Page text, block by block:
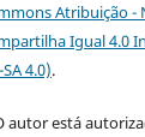
Atribuição -
Igual 4.0
4.0).
autor está